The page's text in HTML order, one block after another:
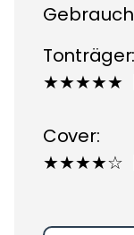
Tonträger:
★★★★★ |
Cover:
★★★★☆ |